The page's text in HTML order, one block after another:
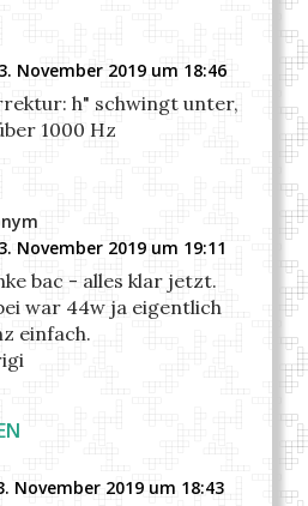
November 2019 um 18:46
h" schwingt unter,
1000 Hz
November 2019 um 19:11
bac - alles klar jetzt.
war 44w ja eigentlich
einfach.
November 2019 um 18:43